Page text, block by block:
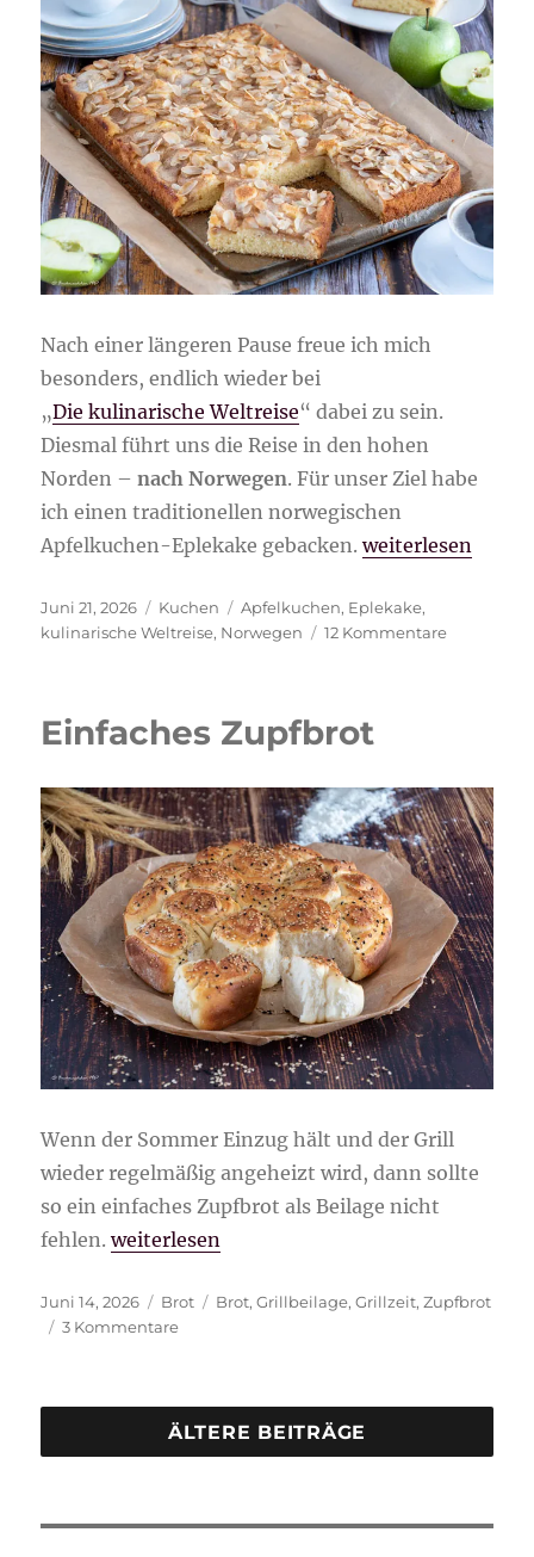
Nach einer längeren Pause freue ich mich
besonders, endlich wieder bei
„Die kulinarische Weltreise“ dabei zu sein.
Diesmal führt uns die Reise in den hohen
Norden –nach Norwegen. Für unser Ziel habe
ich einen traditionellen norwegischen
Apfelkuchen-Eplekake gebacken.„Norwegischer
weiterlesen
Veröffentlicht
am
Juni 21, 2026 Kategorien
Kuchen Schlagwörter
Apfelkuchen, Eplekake,
kulinarische Weltreise, Norwegen 12 Kommentarezu
Einfaches Zupfbrot
Wenn der Sommer Einzug hält und der Grill
wieder regelmäßig angeheizt wird, dann sollte
so ein einfaches Zupfbrot als Beilage nicht
fehlen.„Einfaches Zupfbrot“
weiterlesen
Veröffentlicht
am
Juni 14, 2026 Kategorien
Brot Schlagwörter
Brot,Grillbeilage,Grillzeit,Zupfbrot
3 Kommentarezu
ÄLTERE BEITRÄGE